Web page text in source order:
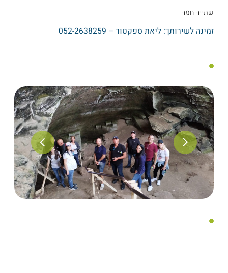
שתייה חמה
זמינה לשירותך: ליאת ספקטור – 052-2638259